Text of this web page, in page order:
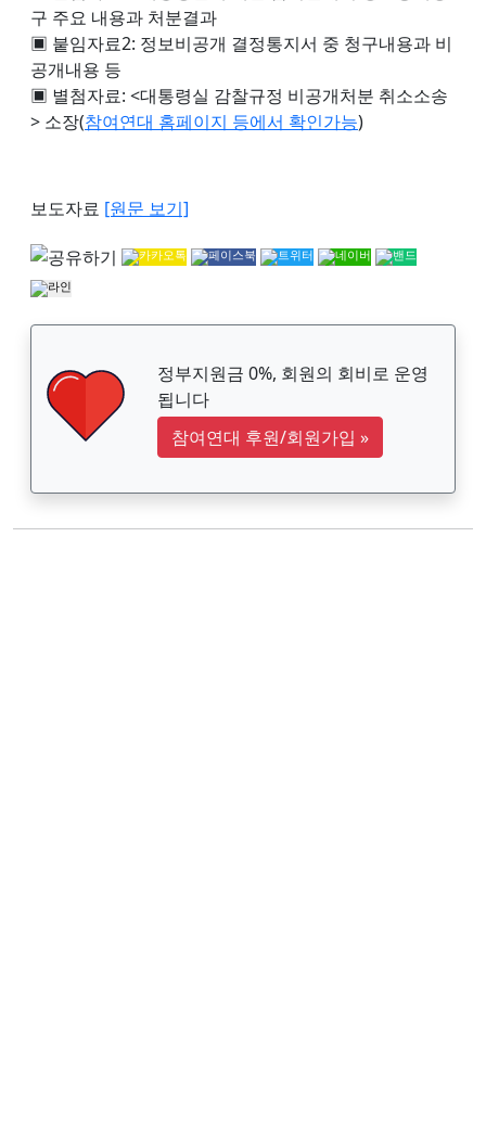
구 주요 내용과 처분결과
▣ 붙임자료2: 정보비공개 결정통지서 중 청구내용과 비
공개내용 등
▣ 별첨자료: <대통령실 감찰규정 비공개처분 취소소송
> 소장(참여연대 홈페이지 등에서 확인가능)
보도자료 [원문 보기]
정부지원금 0%, 회원의 회비로 운영
됩니다
참여연대 후원/회원가입 »